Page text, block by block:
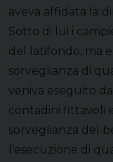
aveva affidata la
Sotto di lui i
del latifondo, ma
sorveglianza di
veniva eseguito
contadini fittavoli
sorveglianza del
l’esecuzione di